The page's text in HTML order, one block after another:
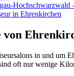
Hochschwarzwald
in Ehrenkirchen
von
in und um
oft nur wenige